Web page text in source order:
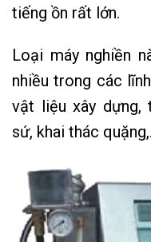
tiếng ồn rất lớn.
Loại máy nghiền
nhiều trong các
vật liệu xây dựng,
sứ, khai thác